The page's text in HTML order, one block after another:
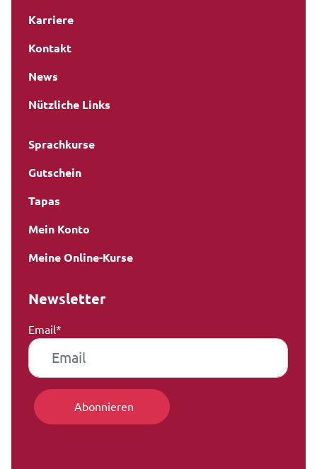
Karriere
Kontakt
News
Nützliche Links
Sprachkurse
Gutschein
Tapas
Mein Konto
Meine Online-Kurse
Newsletter
Email*